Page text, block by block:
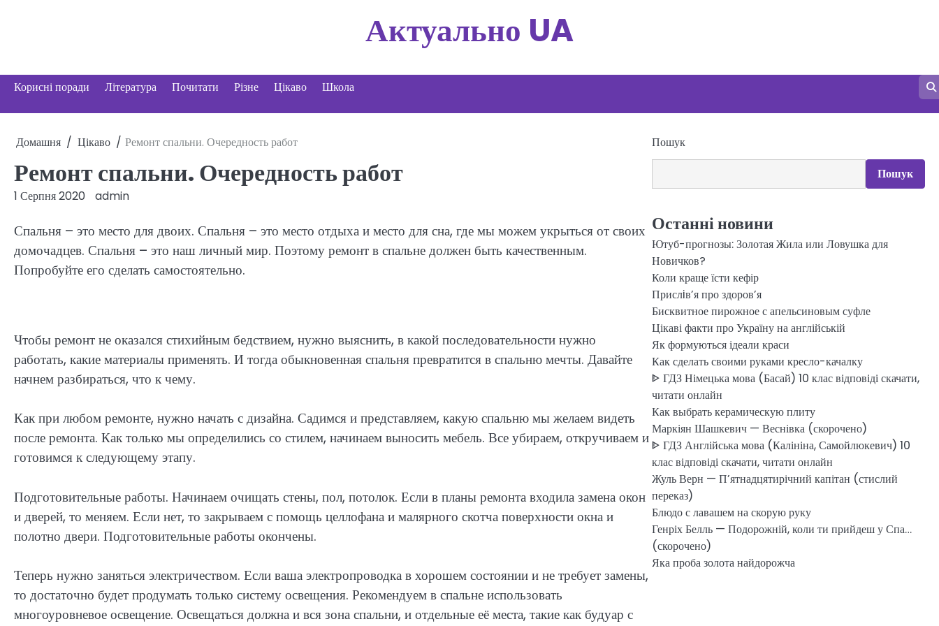
Актуально UA
Корисні поради Література Почитати Різне Цікаво Школа
Домашня Цікаво Ремонт спальни. Очередность работ
Ремонт спальни. Очередность работ
1 Серпня 2020 admin
Спальня – это место для двоих. Спальня – это место отдыха и место для сна, где мы можем укрыться от своих
домочадцев. Спальня – это наш личный мир. Поэтому ремонт в спальне должен быть качественным.
Попробуйте его сделать самостоятельно.
Чтобы ремонт не оказался стихийным бедствием, нужно выяснить, в какой последовательности нужно
работать, какие материалы применять. И тогда обыкновенная спальня превратится в спальню мечты. Давайте
начнем разбираться, что к чему.
Как при любом ремонте, нужно начать с дизайна. Садимся и представляем, какую спальню мы желаем видеть
после ремонта. Как только мы определились со стилем, начинаем выносить мебель. Все убираем, откручиваем и
готовимся к следующему этапу.
Подготовительные работы. Начинаем очищать стены, пол, потолок. Если в планы ремонта входила замена окон
и дверей, то меняем. Если нет, то закрываем с помощь целлофана и малярного скотча поверхности окна и
полотно двери. Подготовительные работы окончены.
Теперь нужно заняться электричеством. Если ваша электропроводка в хорошем состоянии и не требует замены,
то достаточно будет продумать только систему освещения. Рекомендуем в спальне использовать
многоуровневое освещение. Освещаться должна и вся зона спальни, и отдельные её места, такие как будуар с
Пошук
Пошук
Останні новини
Ютуб-прогнозы: Золотая Жила или Ловушка для
Новичков?
Коли краще їсти кефір
Прислiв’я про здоров’я
Бисквитное пирожное с апельсиновым суфле
Цікаві факти про Україну на англійській
Як формуються ідеали краси
Как сделать своими руками кресло-качалку
ᐈ ГДЗ Німецька мова (Басай) 10 клас відповіді скачати,
читати онлайн
Как выбрать керамическую плиту
Маркіян Шашкевич — Веснівка (скорочено)
ᐈ ГДЗ Англійська мова (Калініна, Самойлюкевич) 10
клас відповіді скачати, читати онлайн
Жуль Верн — П’ятнадцятирічний капітан (стислий
переказ)
Блюдо с лавашем на скорую руку
Генріх Белль — Подорожній, коли ти прийдеш у Спа…
(скорочено)
Яка проба золота найдорожча